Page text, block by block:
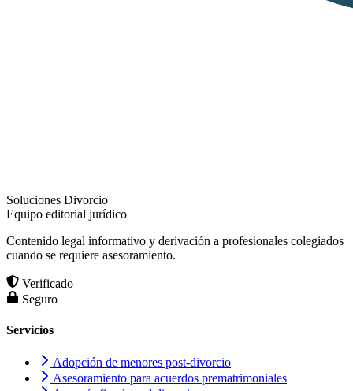
Soluciones Divorcio
Equipo editorial jurídico
Contenido legal informativo y derivación a profesionales colegiados
cuando se requiere asesoramiento.
Verificado
Seguro
Servicios
Adopción de menores post-divorcio
Asesoramiento para acuerdos prematrimoniales